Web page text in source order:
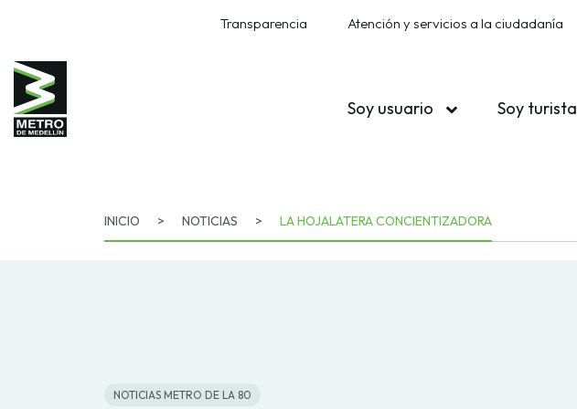
Transparencia Atención y servicios a la ciudadanía
Soy usuario Soy turista
INICIO > NOTICIAS > LA HOJALATERA CONCIENTIZADORA
NOTICIAS METRO DE LA 80